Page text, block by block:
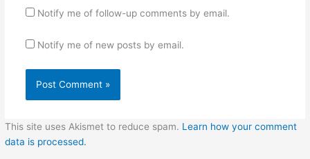
Notify me of follow-up comments by email.
Notify me of new posts by email.
This site uses Akismet to reduce spam. Learn how your comment
data is processed.